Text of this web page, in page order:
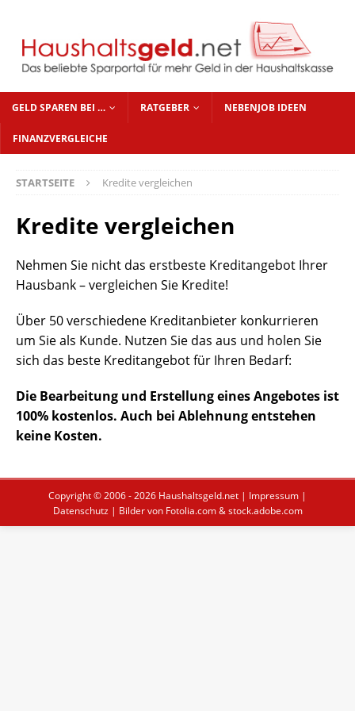
GELD SPAREN BEI … RATGEBER NEBENJOB IDEEN
FINANZVERGLEICHE
STARTSEITE Kredite vergleichen
Kredite vergleichen
Nehmen Sie nicht das erstbeste Kreditangebot Ihrer
Hausbank – vergleichen Sie Kredite!
Über 50 verschiedene Kreditanbieter konkurrieren
um Sie als Kunde. Nutzen Sie das aus und holen Sie
sich das beste Kreditangebot für Ihren Bedarf:
Die Bearbeitung und Erstellung eines Angebotes ist
100% kostenlos. Auch bei Ablehnung entstehen
keine Kosten.
Copyright © 2006 - 2026 Haushaltsgeld.net | Impressum |
Datenschutz| Bilder von Fotolia.com & stock.adobe.com